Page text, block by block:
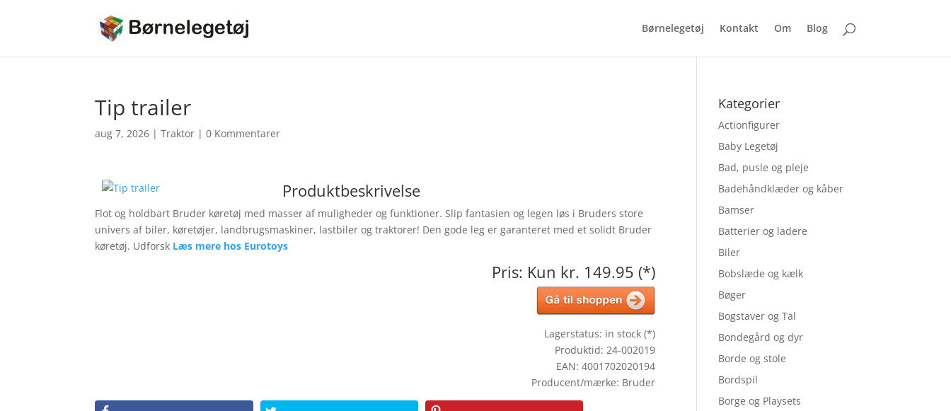
Børnelegetøj Kontakt Om Blog
Tip trailer
aug 7, 2026 |Traktor |0 Kommentarer
Produktbeskrivelse
Flot og holdbart Bruder køretøj med masser af muligheder og funktioner. Slip fantasien og legen løs i Bruders store
univers af biler, køretøjer, landbrugsmaskiner, lastbiler og traktorer! Den gode leg er garanteret med et solidt Bruder
køretøj. Udforsk Læs mere hos Eurotoys
Pris: Kun kr. 149.95 (*)
Lagerstatus: in stock (*)
Produktid: 24-002019
EAN: 4001702020194
Producent/mærke: Bruder
Kategorier
Actionfigurer
Baby Legetøj
Bad, pusle og pleje
Badehåndklæder og kåber
Bamser
Batterier og ladere
Biler
Bobslæde og kælk
Bøger
Bogstaver og Tal
Bondegård og dyr
Borde og stole
Bordspil
Borge og Playsets